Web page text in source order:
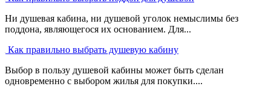
Ни душевая кабина, ни душевой уголок немыслимы без
поддона, являющегося их основанием. Для...
Как правильно выбрать душевую кабину
Выбор в пользу душевой кабины может быть сделан
одновременно с выбором жилья для покупки....